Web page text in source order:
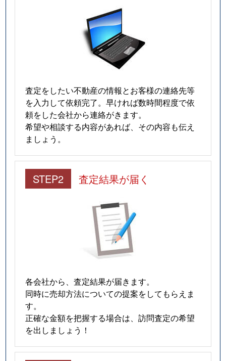
査定をしたい不動産の情報とお客様の連絡先等
を入力して依頼完了。早ければ数時間程度で依
頼をした会社から連絡がきます。
希望や相談する内容があれば、その内容も伝え
ましょう。
STEP2 査定結果が届く
各会社から、査定結果が届きます。
同時に売却方法についての提案をしてもらえま
す。
正確な金額を把握する場合は、訪問査定の希望
を出しましょう！